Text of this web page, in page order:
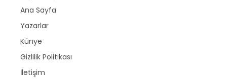
Ana Sayfa
Yazarlar
Künye
Gizlilik Politikası
İletişim